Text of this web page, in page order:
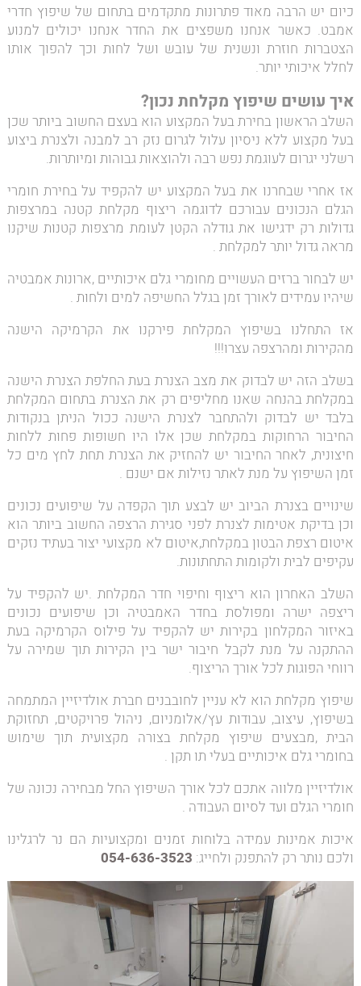
כיום יש הרבה מאוד פתרונות מתקדמים בתחום של שיפוץ חדרי
אמבט. כאשר אנחנו משפצים את החדר אנחנו יכולים למנוע
הצטברות חוזרת ונשנית של עובש ושל לחות וכך להפוך אותו
לחלל איכותי יותר.
איך עושים שיפוץ מקלחת נכון?
השלב הראשון בחירת בעל המקצוע הוא בעצם החשוב ביותר שכן
בעל מקצוע ללא ניסיון עלול לגרום נזק רב למבנה ולצנרת ביצוע
רשלני יגרום לעוגמת נפש רבה ולהוצאות גבוהות ומיותרות.
אז אחרי שבחרנו את בעל המקצוע יש להקפיד על בחירת חומרי
הגלם הנכונים עבורכם לדוגמה ריצוף מקלחת קטנה במרצפות
גדולות רק ידגישו את גודלה הקטן לעומת מרצפות קטנות שיקנו
מראה גדול יותר למקלחת .
יש לבחור ברזים העשויים מחומרי גלם איכותיים ,ארונות אמבטיה
שיהיו עמידים לאורך זמן בגלל החשיפה למים ולחות .
אז התחלנו בשיפוץ המקלחת פירקנו את הקרמיקה הישנה
מהקירות ומהרצפה עצרו!!!
בשלב הזה יש לבדוק את מצב הצנרת בעת החלפת הצנרת הישנה
במקלחת בהנחה שאנו מחליפים רק את הצנרת בתחום המקלחת
בלבד יש לבדוק ולהתחבר לצנרת הישנה ככול הניתן בנקודות
החיבור הרחוקות במקלחת שכן אלו היו חשופות פחות ללחות
חיצונית, לאחר החיבור יש להחזיק את הצנרת תחת לחץ מים כל
זמן השיפוץ על מנת לאתר נזילות אם ישנם .
שינויים בצנרת הביוב יש לבצע תוך הקפדה על שיפועים נכונים
וכן בדיקת אטימות לצנרת לפני סגירת הרצפה החשוב ביותר הוא
איטום רצפת הבטון במקלחת,איטום לא מקצועי יצור בעתיד נזקים
עקיפים לבית ולקומות התחתונות.
השלב האחרון הוא ריצוף וחיפוי חדר המקלחת .יש להקפיד על
ריצפה ישרה ומפולסת בחדר האמבטיה וכן שיפועים נכונים
באיזור המקלחון בקירות יש להקפיד על פילוס הקרמיקה בעת
ההתקנה על מנת לקבל חיבור ישר בין הקירות תוך שמירה על
רווחי הפוגות לכל אורך הריצוף.
שיפוץ מקלחת הוא לא עניין לחובבנים חברת אולדיזיין המתמחה
בשיפוץ, עיצוב, עבודות עץ/אלומניום, ניהול פרויקטים, תחזוקת
הבית ,מבצעים שיפוץ מקלחת בצורה מקצועית תוך שימוש
בחומרי גלם איכותיים בעלי תו תקן .
אולדיזיין מלווה אתכם לכל אורך השיפוץ החל מבחירה נכונה של
חומרי הגלם ועד לסיום העבודה .
איכות אמינות עמידה בלוחות זמנים ומקצועיות הם נר לרגלינו
ולכם נותר רק להתפנק ולחייג: 054-636-3523